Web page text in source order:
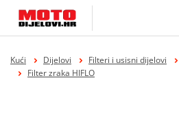
Kući Dijelovi Filteri i usisni dijelovi
Filter zraka HIFLO